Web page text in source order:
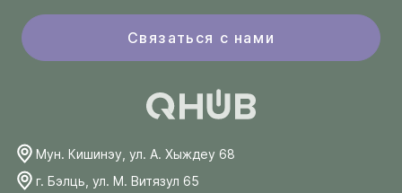
Связаться с нами
Мун. Кишинэу, ул. А. Хыждеу 68
г. Бэлць, ул. М. Витязул 65